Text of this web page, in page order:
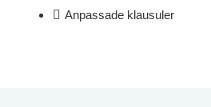
Anpassade klausuler